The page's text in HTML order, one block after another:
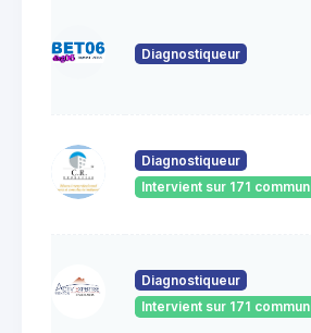
Diagnostiqueur
Diagnostiqueur
Intervient sur 171
Diagnostiqueur
Intervient sur 171